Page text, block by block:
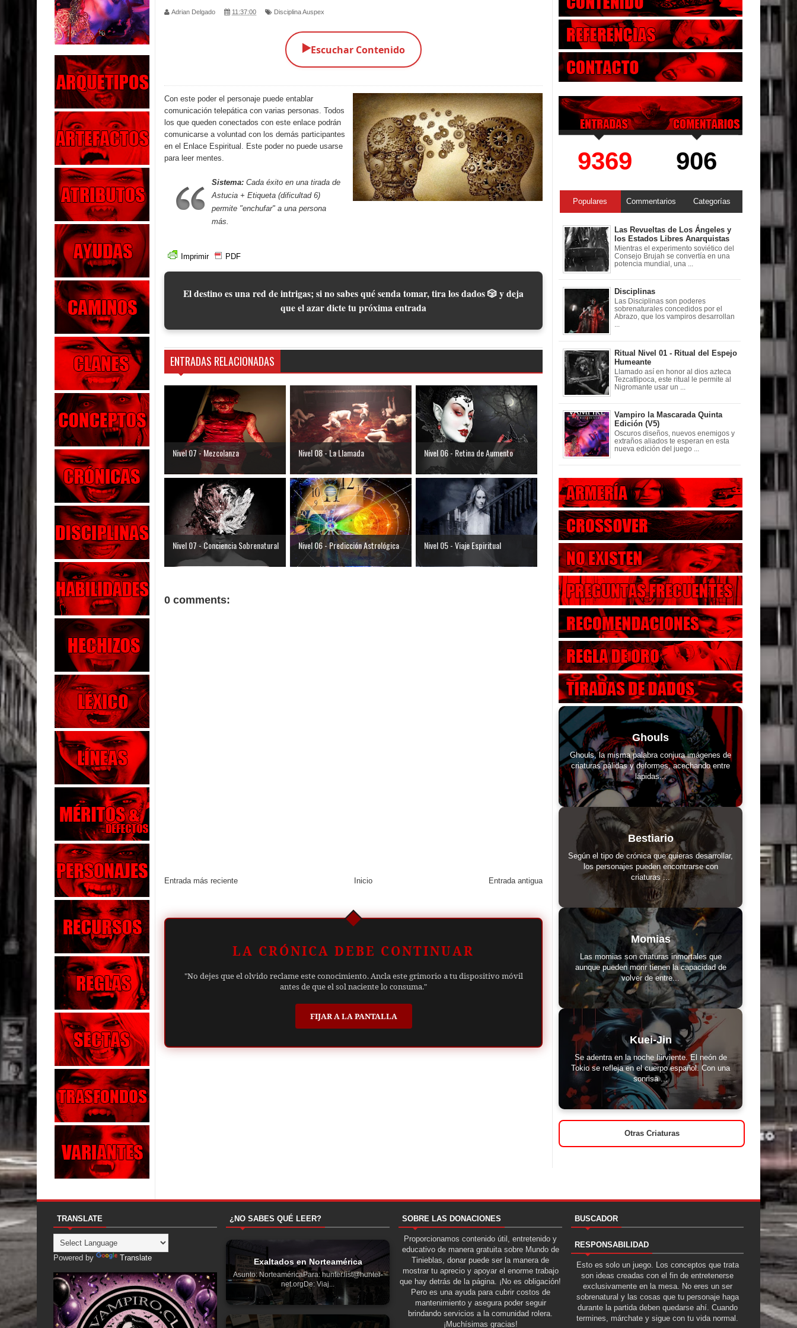
Parte 01: El Enemigo Interior
Los Muertos se Levantan (Relato)
Los Monstruos más Buscados
Parte 09: Los Muertos Cuentan Cuentos
Parte 08: Ultratumba
Parte 07: Asuntos que Resolver
Parte 06: El Trato con los Muertos
Adrian Delgado 11:37:00 Disciplina Auspex
▶️Escuchar Contenido
Con este poder el personaje puede entablar
comunicación telepática con varias personas. Todos
los que queden conectados con este enlace podrán
comunicarse a voluntad con los demás participantes
en el Enlace Espiritual. Este poder no puede usarse
para leer mentes.
Sistema: Cada éxito en una tirada de
Astucia + Etiqueta (dificultad 6)
permite "enchufar" a una persona
más.
Imprimir PDF
El destino es una red de intrigas; si no sabes qué senda tomar, tira los dados 🎲 y deja
que el azar dicte tu próxima entrada
ENTRADAS RELACIONADAS
Nivel 07 - Mezcolanza Nivel 08 - La Llamada Nivel 06 - Retina de Aumento
Nivel 07 - Conciencia Sobrenatural Nivel 06 - Predicción Astrológica Nivel 05 - Viaje Espiritual
0 comments:
Entrada más reciente Entrada antigua
Inicio
LA CRÓNICA DEBE CONTINUAR
"No dejes que el olvido reclame este conocimiento. Ancla este grimorio a tu dispositivo móvil
antes de que el sol naciente lo consuma."
FIJAR A LA PANTALLA
9369 906
Populares Commentarios Categorías
Las Revueltas de Los Ángeles y
los Estados Libres Anarquistas
Mientras el experimento soviético del
Consejo Brujah se convertía en una
potencia mundial, una ...
Disciplinas
Las Disciplinas son poderes
sobrenaturales concedidos por el
Abrazo, que los vampiros desarrollan
Ritual Nivel 01 - Ritual del Espejo
Humeante
Llamado así en honor al dios azteca
Tezcatlipoca, este ritual le permite al
Nigromante usar un ...
Vampiro la Mascarada Quinta
Edición (V5)
Oscuros diseños, nuevos enemigos y
extraños aliados te esperan en esta
nueva edición del juego ...
Ghouls
Ghouls, la misma palabra conjura imágenes de
criaturas pálidas y deformes, acechando entre
lápidas...
Bestiario
Según el tipo de crónica que quieras desarrollar,
los personajes pueden encontrarse con
criaturas ...
Momias
Las momias son criaturas inmortales que
aunque pueden morir tienen la capacidad de
volver de entre...
Kuei-Jin
Se adentra en la noche hirviente. El neón de
Tokio se refleja en el cuerpo español. Con una
sonrisa ...
Otras Criaturas
TRANSLATE
Powered by Translate
¿NO SABES QUÉ LEER?
Exaltados en Norteamérica
Asunto: NorteaméricaPara: hunter.list@hunter-
net.orgDe: Viaj...
SOBRE LAS DONACIONES
Proporcionamos contenido útil, entretenido y
educativo de manera gratuita sobre Mundo de
Tinieblas, donar puede ser la manera de
mostrar tu aprecio y apoyar el enorme trabajo
que hay detrás de la página. ¡No es obligación!
Pero es una ayuda para cubrir costos de
mantenimiento y asegura poder seguir
brindando servicios a la comunidad rolera.
¡Muchísimas gracias!
BUSCADOR
RESPONSABILIDAD
Esto es solo un juego. Los conceptos que trata
son ideas creadas con el fin de entretenerse
exclusivamente en la mesa. No eres un ser
sobrenatural y las cosas que tu personaje haga
durante la partida deben quedarse ahí. Cuando
termines, márchate y sigue con tu vida normal.